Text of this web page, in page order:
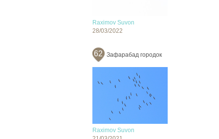
Raximov Suvon
28/03/2022
62 Зафарабад городок
Raximov Suvon